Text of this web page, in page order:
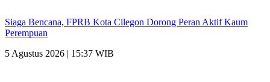
Siaga Bencana, FPRB Kota Cilegon Dorong Peran Aktif Kaum
Perempuan
5 Agustus 2026 | 15:37 WIB